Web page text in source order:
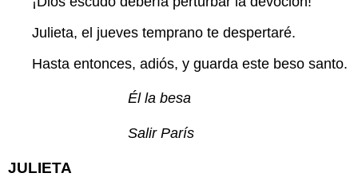
Julieta, el jueves temprano te despertaré.
Hasta entonces, adiós, y guarda este beso santo.
Él la besa
Salir París
JULIETA